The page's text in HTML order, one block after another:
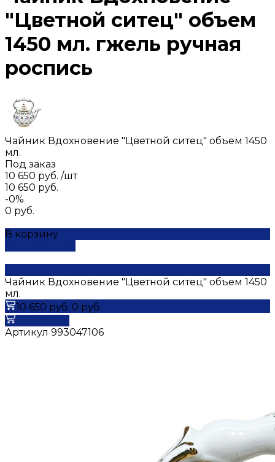
"Цветной ситец" объем
1450 мл. гжель ручная
роспись
Чайник Вдохновение "Цветной ситец" объем 1450
мл.
Под заказ
10 650 руб. /шт
10 650 руб.
-0%
0 руб.
В корзину
Чайник Вдохновение "Цветной ситец" объем 1450
мл.
10 650 руб. 0 руб.
Артикул 993047106